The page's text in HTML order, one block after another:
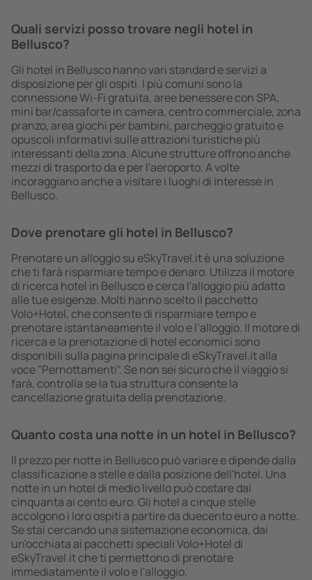
Quali servizi posso trovare negli hotel in
Bellusco?
Gli hotel in Bellusco hanno vari standard e servizi a
disposizione per gli ospiti. I più comuni sono la
connessione Wi-Fi gratuita, aree benessere con SPA,
mini bar/cassaforte in camera, centro commerciale, zona
pranzo, area giochi per bambini, parcheggio gratuito e
opuscoli informativi sulle attrazioni turistiche più
interessanti della zona. Alcune strutture offrono anche
mezzi di trasporto da e per l'aeroporto. A volte
incoraggiano anche a visitare i luoghi di interesse in
Bellusco.
Dove prenotare gli hotel in Bellusco?
Prenotare un alloggio su eSkyTravel.it è una soluzione
che ti farà risparmiare tempo e denaro. Utilizza il motore
di ricerca hotel in Bellusco e cerca l'alloggio più adatto
alle tue esigenze. Molti hanno scelto il pacchetto
Volo+Hotel, che consente di risparmiare tempo e
prenotare istantaneamente il volo e l’alloggio. Il motore di
ricerca e la prenotazione di hotel economici sono
disponibili sulla pagina principale di eSkyTravel.it alla
voce "Pernottamenti". Se non sei sicuro che il viaggio si
farà, controlla se la tua struttura consente la
cancellazione gratuita della prenotazione.
Quanto costa una notte in un hotel in Bellusco?
Il prezzo per notte in Bellusco può variare e dipende dalla
classificazione a stelle e dalla posizione dell'hotel. Una
notte in un hotel di medio livello può costare dai
cinquanta ai cento euro. Gli hotel a cinque stelle
accolgono i loro ospiti a partire da duecento euro a notte.
Se stai cercando una sistemazione economica, dai
un'occhiata ai pacchetti speciali Volo+Hotel di
eSkyTravel.it che ti permettono di prenotare
immediatamente il volo e l'alloggio.